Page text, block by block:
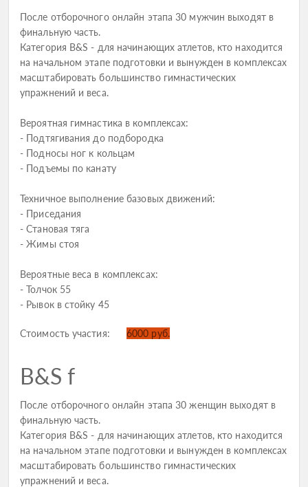
После отборочного онлайн этапа 30 мужчин выходят в
финальную часть.
Категория B&S - для начинающих атлетов, кто находится
на начальном этапе подготовки и вынужден в комплексах
масштабировать большинство гимнастических
упражнений и веса.
Вероятная гимнастика в комплексах:
- Подтягивания до подбородка
- Подносы ног к кольцам
- Подъемы по канату
Техничное выполнение базовых движений:
- Приседания
- Становая тяга
- Жимы стоя
Вероятные веса в комплексах:
- Толчок 55
- Рывок в стойку 45
Стоимость участия: 6000 руб.
B&S f
После отборочного онлайн этапа 30 женщин выходят в
финальную часть.
Категория B&S - для начинающих атлетов, кто находится
на начальном этапе подготовки и вынужден в комплексах
масштабировать большинство гимнастических
упражнений и веса.